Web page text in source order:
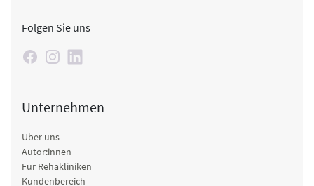
Folgen Sie uns
Unternehmen
Über uns
Autor:innen
Für Rehakliniken
Kundenbereich